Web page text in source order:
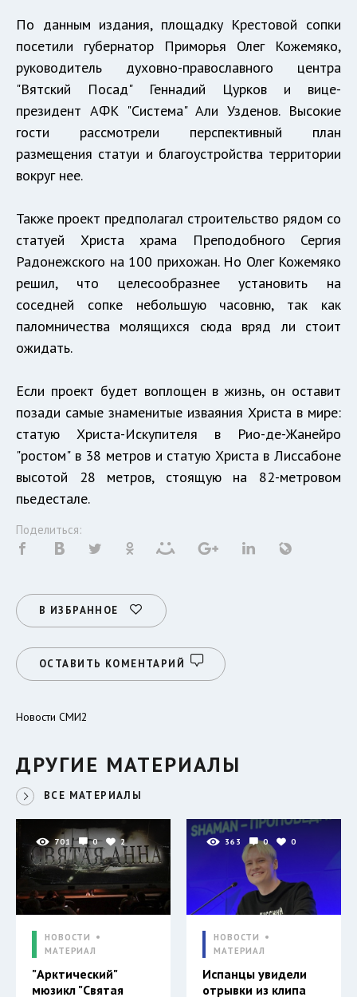
По данным издания, площадку Крестовой сопки
посетили губернатор Приморья Олег Кожемяко,
руководитель духовно-православного центра
"Вятский Посад" Геннадий Цурков и вице-
президент АФК "Система" Али Узденов. Высокие
гости рассмотрели перспективный план
размещения статуи и благоустройства территории
вокруг нее.
Также проект предполагал строительство рядом со
статуей Христа храма Преподобного Сергия
Радонежского на 100 прихожан. Но Олег Кожемяко
решил, что целесообразнее установить на
соседней сопке небольшую часовню, так как
паломничества молящихся сюда вряд ли стоит
ожидать.
Если проект будет воплощен в жизнь, он оставит
позади самые знаменитые изваяния Христа в мире:
статую Христа-Искупителя в Рио-де-Жанейро
"ростом" в 38 метров и статую Христа в Лиссабоне
высотой 28 метров, стоящую на 82-метровом
пьедестале.
Поделиться:
В ИЗБРАННОЕ
ОСТАВИТЬ КОМЕНТАРИЙ
Новости СМИ2
ДРУГИЕ МАТЕРИАЛЫ
ВСЕ МАТЕРИАЛЫ
701 0 2
НОВОСТИ
МАТЕРИАЛ
"Арктический"
мюзикл "Святая
363 0 0
НОВОСТИ
МАТЕРИАЛ
Испанцы увидели
отрывки из клипа